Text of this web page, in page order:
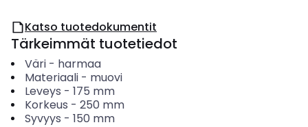
Katso tuotedokumentit
Tärkeimmät tuotetiedot
Väri- harmaa
Materiaali- muovi
Leveys - 175 mm
Korkeus - 250 mm
Syvyys - 150 mm